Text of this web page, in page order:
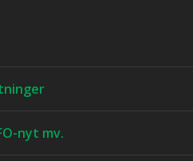
nyt mv.